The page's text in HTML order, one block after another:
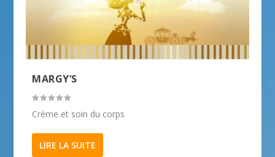
MARGY’S
Crème et soin du corps
LIRE LA SUITE